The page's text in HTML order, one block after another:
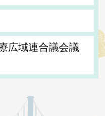
広域連合議会議